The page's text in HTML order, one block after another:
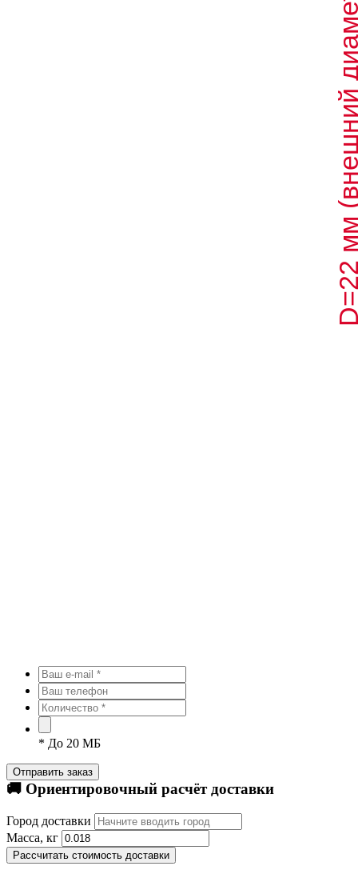
* До 20 МБ
Отправить заказ
🚚 Ориентировочный расчёт доставки
Город доставки
Масса, кг
Рассчитать стоимость доставки